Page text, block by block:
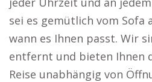
sei es gemütlich vom Sofa
wann es Ihnen passt. Wir
entfernt und bieten Ihnen
Reise unabhängig von